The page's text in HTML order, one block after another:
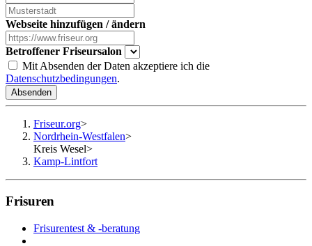
Webseite hinzufügen / ändern
Betroffener Friseursalon
Mit Absenden der Daten akzeptiere ich die
Datenschutzbedingungen.
Absenden
Friseur.org>
Nordrhein-Westfalen>
Kreis Wesel>
Kamp-Lintfort
Frisuren
Frisurentest & -beratung